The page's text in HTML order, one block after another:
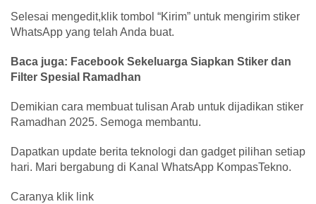
Selesai mengedit,klik tombol “Kirim” untuk mengirim stiker
WhatsApp yang telah Anda buat.
Baca juga: Facebook Sekeluarga Siapkan Stiker dan
Filter Spesial Ramadhan
Demikian cara membuat tulisan Arab untuk dijadikan stiker
Ramadhan 2025. Semoga membantu.
Dapatkan update berita teknologi dan gadget pilihan setiap
hari. Mari bergabung di Kanal WhatsApp KompasTekno.
Caranya klik link